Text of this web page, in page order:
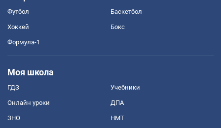
Футбол Баскетбол
Хоккей Бокс
Формула-1
Моя школа
ГДЗ Учебники
Онлайн уроки ДПА
ЗНО НМТ